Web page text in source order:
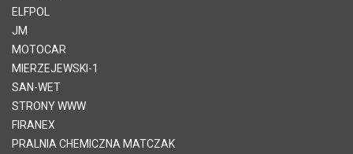
ELFPOL
JM
MOTOCAR
MIERZEJEWSKI-1
SAN-WET
STRONY WWW
FIRANEX
PRALNIA CHEMICZNA MATCZAK